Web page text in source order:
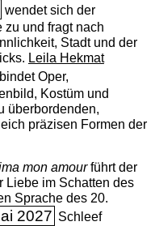
wendet sich der
und fragt nach
Stadt und der
Leila Hekmat
Oper,
Kostüm und
überbordenden,
präzisen Formen der
mon amourführt der
Liebe im Schatten des
Sprache des 20.
2027 Schleef